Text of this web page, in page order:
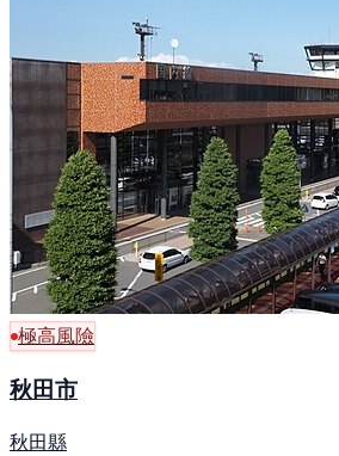
極高風險
秋田市
秋田縣